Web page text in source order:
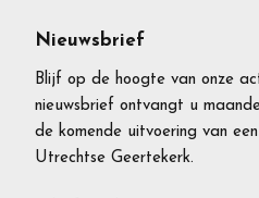
Nieuwsbrief
Blijf op de hoogte van onze
nieuwsbrief ontvangt u
de komende uitvoering van
Utrechtse Geertekerk.